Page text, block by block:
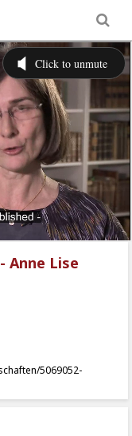
Anne Lise
5069052-